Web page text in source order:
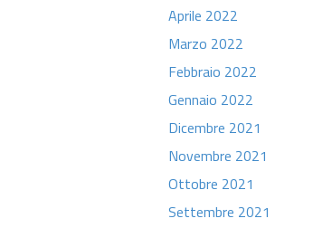
Aprile 2022
Marzo 2022
Febbraio 2022
Gennaio 2022
Dicembre 2021
Novembre 2021
Ottobre 2021
Settembre 2021